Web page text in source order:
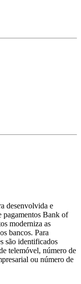
desenvolvida e
pagamentos Bank of
moderniza as
bancos. Para
são identificados
telemóvel, número de
ou número de